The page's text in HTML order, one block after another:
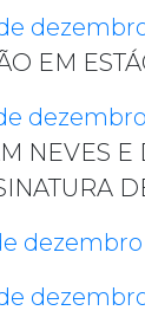
EM
NEVES